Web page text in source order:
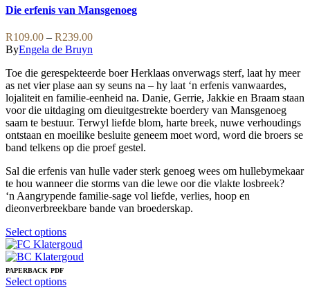
has
multiple
variants.
The
options
may
be
chosen
on
the
product
page
Die erfenis van Mansgenoeg
R109.00 – R239.00Price
through
R239.00
ByEngela de Bruyn
Toe die gerespekteerde boer Herklaas onverwags sterf, laat hy meer
as net vier plase aan sy seuns na – hy laat ‘n erfenis vanwaardes,
lojaliteit en familie-eenheid na. Danie, Gerrie, Jakkie en Braam staan
voor die uitdaging om dieuitgestrekte boerdery van Mansgenoeg
saam te bestuur. Terwyl liefde blom, harte breek, nuwe verhoudings
ontstaan en moeilike besluite geneem moet word, word die broers se
band telkens op die proef gestel.
Sal die erfenis van hulle vader sterk genoeg wees om hullebymekaar
te hou wanneer die storms van die lewe oor die vlakte losbreek?
‘n Aangrypende familie-sage vol liefde, verlies, hoop en
dieonverbreekbare bande van broederskap.
Select optionsThis
product
has
variants.
PAPERBACK PDF
Select optionsThis